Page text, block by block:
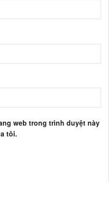
web trong trình duyệt này
tôi.